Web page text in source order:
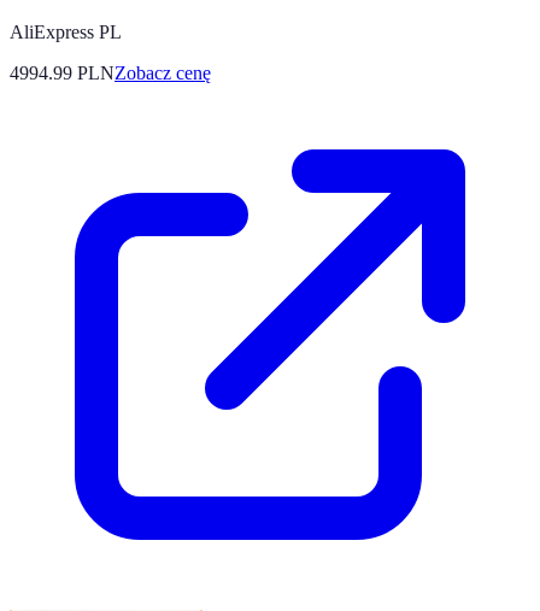
AliExpress PL
4994.99 PLNZobacz cenę